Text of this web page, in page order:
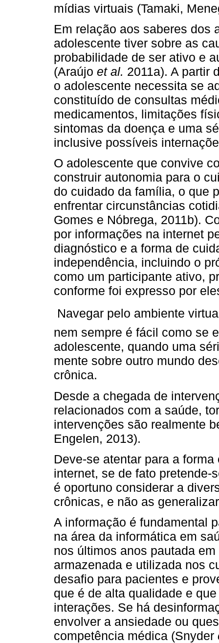
mídias virtuais (Tamaki,
Em relação aos saberes dos
adolescente tiver sobre as
probabilidade de ser ativo e
(Araújo et al. 2011a). A partir
o adolescente necessita se
constituído de consultas
medicamentos, limitações
sintomas da doença e uma
inclusive possíveis
O adolescente que convive
construir autonomia para o
do cuidado da família, o que
enfrentar circunstâncias
Gomes e Nóbrega, 2011b).
por informações na internet
diagnóstico e a forma de
independência, incluindo o
como um participante ativo,
conforme foi expresso por
Navegar pelo ambiente
nem sempre é fácil como se
adolescente, quando uma
mente sobre outro mundo
crônica.
Desde a chegada de
relacionados com a saúde,
intervenções são realmente
Engelen, 2013).
Deve-se atentar para a
internet, se de fato
é oportuno considerar a
crônicas, e não as
A informação é fundamental
na área da informática em
nos últimos anos pautada
armazenada e utilizada nos
desafio para pacientes e
que é de alta qualidade e
interações. Se há
envolver a ansiedade ou
competência médica (Snyder